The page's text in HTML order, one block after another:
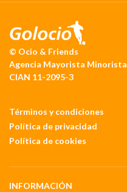
© Ocio & Friends
Agencia Mayorista Minorista
CIAN 11-2095-3
Términos y condiciones
Política de privacidad
Política de cookies
INFORMACIÓN